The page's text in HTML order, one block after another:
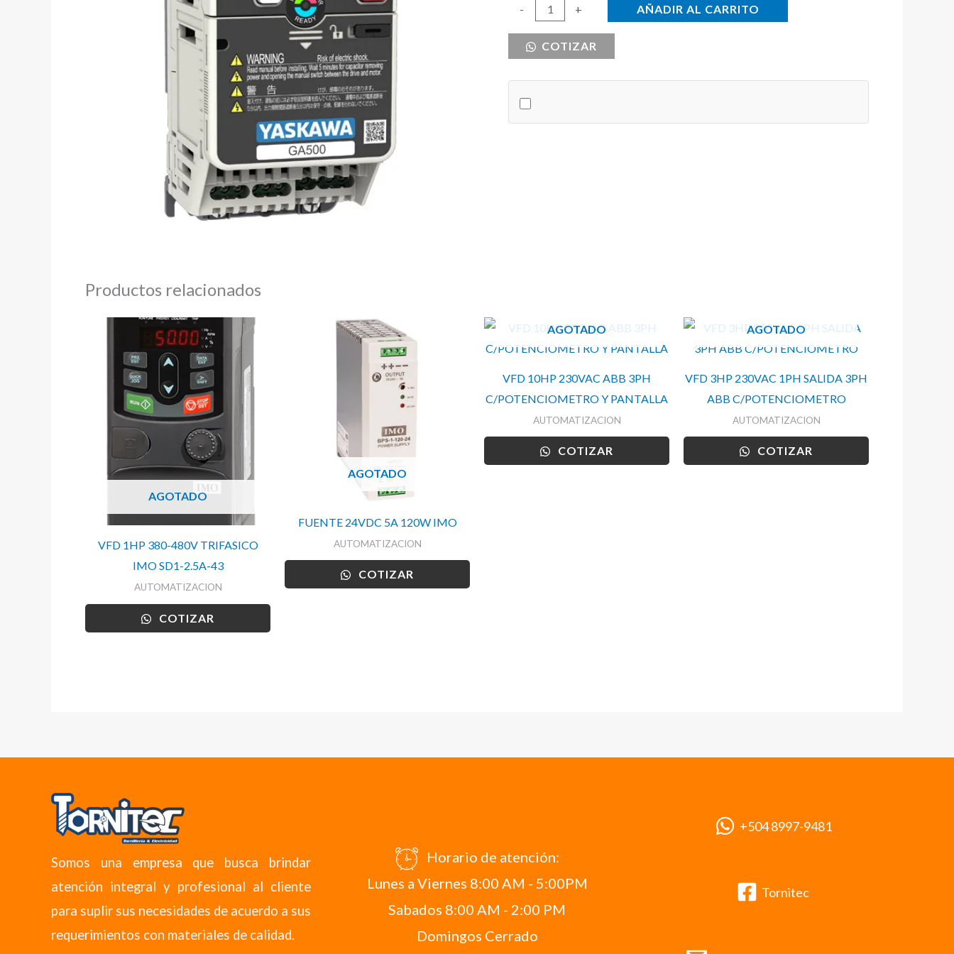
-
230VAC
cantidad
+ AÑADIR AL CARRITO
COTIZAR
Productos relacionados
AGOTADO
VFD 1HP 380-480V TRIFASICO
IMO SD1-2.5A-43
AUTOMATIZACION
COTIZAR
AGOTADO
FUENTE 24VDC 5A 120W IMO
AUTOMATIZACION
COTIZAR
AGOTADO
VFD 10HP 230VAC ABB 3PH
C/POTENCIOMETRO Y PANTALLA
AUTOMATIZACION
COTIZAR
AGOTADO
VFD 3HP 230VAC 1PH SALIDA 3PH
ABB C/POTENCIOMETRO
AUTOMATIZACION
COTIZAR
Somos una empresa que busca brindar
atención integral y profesional al cliente
para suplir sus necesidades de acuerdo a sus
requerimientos con materiales de calidad.
Horario de atención:
Lunes a Viernes 8:00 AM - 5:00PM
Sabados 8:00 AM - 2:00 PM
Domingos Cerrado
+504 8997-9481
Tornitec